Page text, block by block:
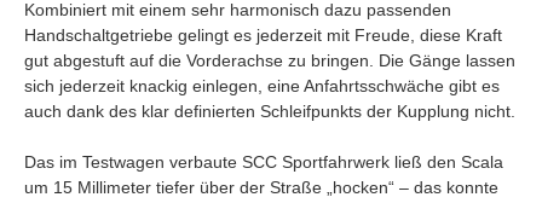
Kombiniert mit einem sehr harmonisch dazu passenden
Handschaltgetriebe gelingt es jederzeit mit Freude, diese Kraft
gut abgestuft auf die Vorderachse zu bringen. Die Gänge lassen
sich jederzeit knackig einlegen, eine Anfahrtsschwäche gibt es
auch dank des klar definierten Schleifpunkts der Kupplung nicht.
Das im Testwagen verbaute SCC Sportfahrwerk ließ den Scala
um 15 Millimeter tiefer über der Straße „hocken“ – das konnte